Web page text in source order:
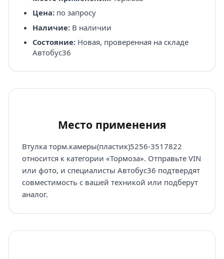
Цена:по запросу
Наличие:В наличии
Состояние:Новая, проверенная на складе
Автобус36
Место применения
Втулка торм.камеры(пластик)5256-3517822
относится к категории «Тормоза». Отправьте VIN
или фото, и специалисты Автобус36 подтвердят
совместимость с вашей техникой или подберут
аналог.